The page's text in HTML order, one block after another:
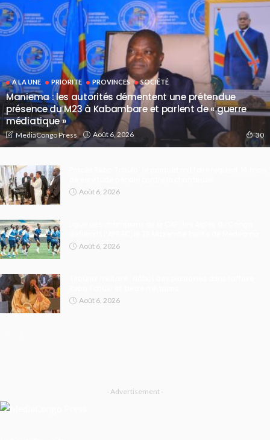
A LA UNE PRIORITE PROVINCES SOCIÉTÉ
Maniema : les autorités démentent une prétendue
présence du M23 à Kabambare et parlent de « guerre
médiatique »
MediaCongo Press Août 6, 2026 30
Août 6, 2026
Août 6, 2026
Août 6, 2026
- Advertisement -